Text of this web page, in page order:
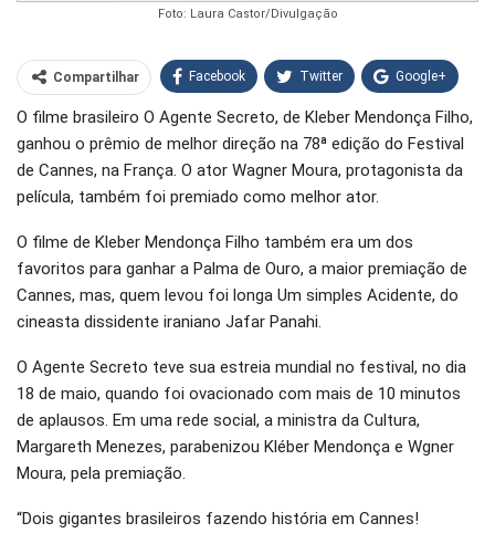
Foto: Laura Castor/Divulgação
Compartilhar Facebook Twitter Google+
WhatsApp Pinterest
O filme brasileiro O Agente Secreto, de Kleber Mendonça Filho,
ganhou o prêmio de melhor direção na 78ª edição do Festival
de Cannes, na França. O ator Wagner Moura, protagonista da
película, também foi premiado como melhor ator.
O filme de Kleber Mendonça Filho também era um dos
favoritos para ganhar a Palma de Ouro, a maior premiação de
Cannes, mas, quem levou foi longa Um simples Acidente, do
cineasta dissidente iraniano Jafar Panahi.
O Agente Secreto teve sua estreia mundial no festival, no dia
18 de maio, quando foi ovacionado com mais de 10 minutos
de aplausos. Em uma rede social, a ministra da Cultura,
Margareth Menezes, parabenizou Kléber Mendonça e Wgner
Moura, pela premiação.
“Dois gigantes brasileiros fazendo história em Cannes!